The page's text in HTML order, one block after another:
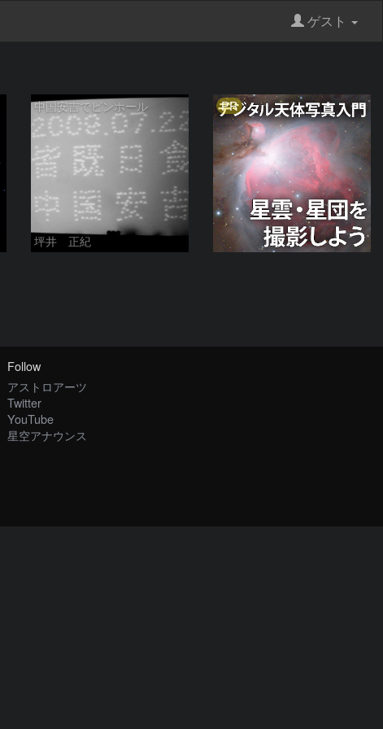
ゲスト
中国安吉でピンホール
坪井 正紀
PR
Follow
アストロアーツ
Twitter
YouTube
星空アナウンス